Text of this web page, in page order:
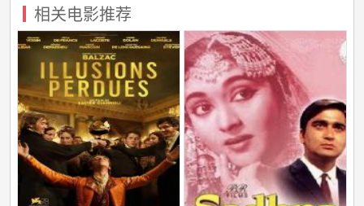
相关电影推荐